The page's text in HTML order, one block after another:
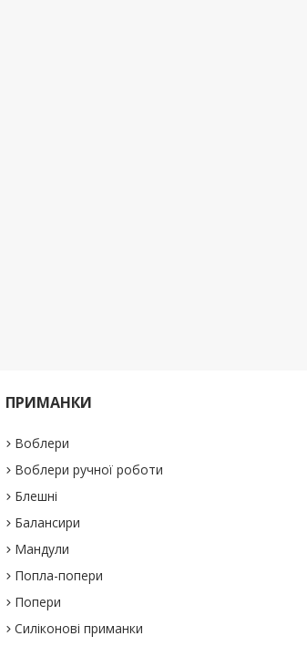
ПРИМАНКИ
Воблери
Воблери ручної роботи
Блешні
Балансири
Мандули
Попла-попери
Попери
Силіконові приманки